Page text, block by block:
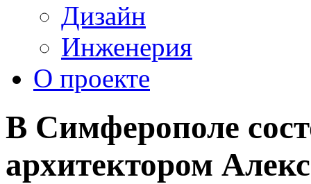
Дизайн
Инженерия
О проекте
В Симферополе
архитектором